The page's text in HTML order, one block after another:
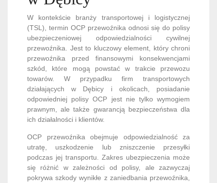
W kontekście branży transportowej i logistycznej
(TSL), termin OCP przewoźnika odnosi się do polisy
ubezpieczeniowej odpowiedzialności cywilnej
przewoźnika. Jest to kluczowy element, który chroni
przewoźnika przed finansowymi konsekwencjami
szkód, które mogą powstać w trakcie przewozu
towarów. W przypadku firm transportowych
działających w Dębicy i okolicach, posiadanie
odpowiedniej polisy OCP jest nie tylko wymogiem
prawnym, ale także gwarancją bezpieczeństwa dla
ich działalności i klientów.
OCP przewoźnika obejmuje odpowiedzialność za
utratę, uszkodzenie lub zniszczenie przesyłki
podczas jej transportu. Zakres ubezpieczenia może
się różnić w zależności od polisy, ale zazwyczaj
pokrywa szkody wynikłe z zaniedbania przewoźnika,